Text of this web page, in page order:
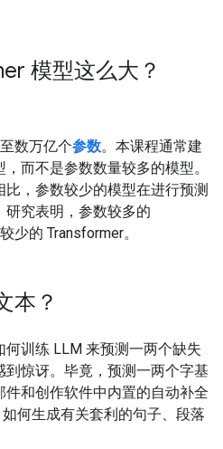
模型这么大？
数万亿个参数。本课程通常建
而不是参数数量较多的模型。
，参数较少的模型在进行预测
研究表明，参数较多的
少的 Transformer。
本？
训练 LLM 来预测一两个缺失
惊讶。毕竟，预测一两个字基
和创作软件中内置的自动补全
何生成有关套利的句子、段落